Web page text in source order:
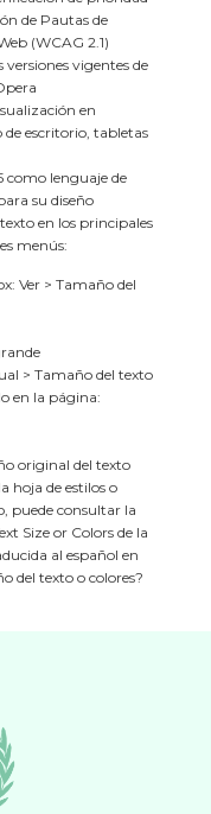
de Pautas de
(WCAG 2.1)
vigentes de
en
escritorio, tabletas
como lenguaje de
su diseño
en los principales
menús:
Ver > Tamaño del
> Tamaño del texto
en la página:
original del texto
hoja de estilos o
puede consultar la
Size or Colors de la
al español en
del texto o colores?